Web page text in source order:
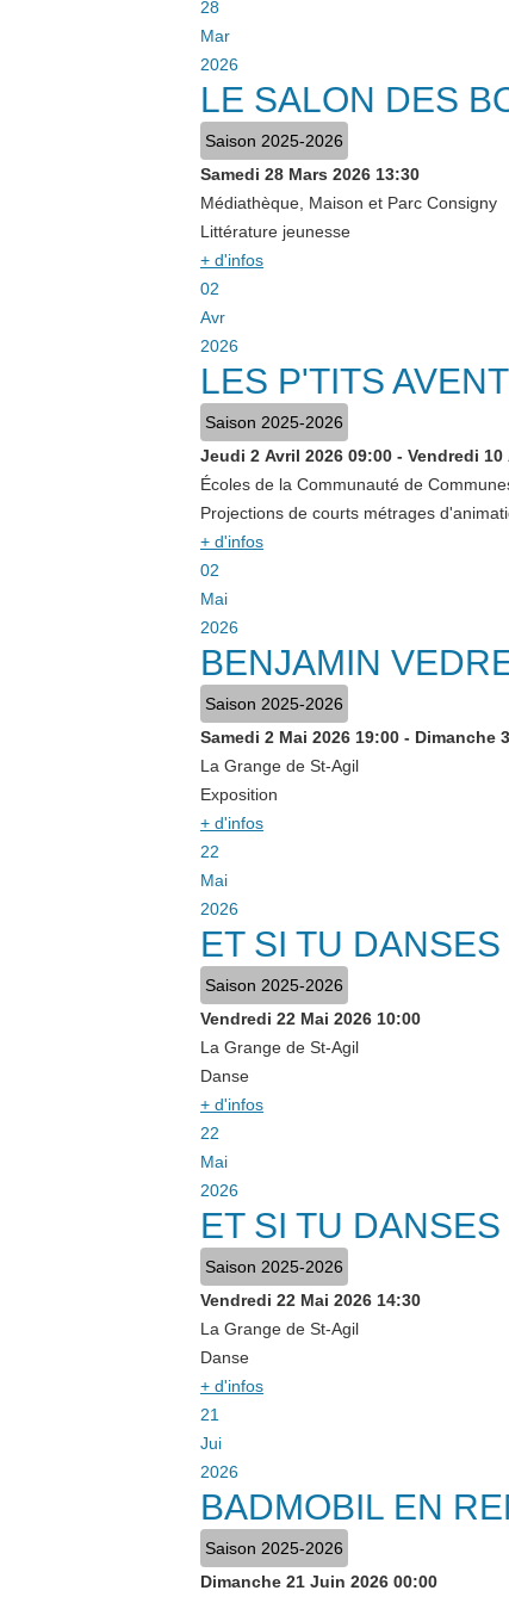
28
Mar
2026
LE SALON DES
Saison 2025-2026
Samedi 28 Mars 2026 13:30
Médiathèque, Maison et Parc Consigny
Littérature jeunesse
+ d'infos
02
Avr
2026
LES P'TITS
Saison 2025-2026
Jeudi 2 Avril 2026 09:00 - Vendredi 10
Écoles de la Communauté de
Projections de courts métrages
+ d'infos
02
Mai
2026
BENJAMIN
Saison 2025-2026
Samedi 2 Mai 2026 19:00 - Dimanche
La Grange de St-Agil
Exposition
+ d'infos
22
Mai
2026
ET SI TU DANSES
Saison 2025-2026
Vendredi 22 Mai 2026 10:00
La Grange de St-Agil
Danse
+ d'infos
22
Mai
2026
ET SI TU DANSES
Saison 2025-2026
Vendredi 22 Mai 2026 14:30
La Grange de St-Agil
Danse
+ d'infos
21
Jui
2026
BADMOBIL EN
Saison 2025-2026
Dimanche 21 Juin 2026 00:00